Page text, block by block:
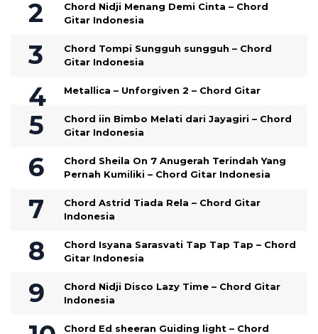
Chord Nidji Menang Demi Cinta – Chord
Gitar Indonesia
Chord Tompi Sungguh sungguh – Chord
Gitar Indonesia
Metallica – Unforgiven 2 – Chord Gitar
Chord iin Bimbo Melati dari Jayagiri – Chord
Gitar Indonesia
Chord Sheila On 7 Anugerah Terindah Yang
Pernah Kumiliki – Chord Gitar Indonesia
Chord Astrid Tiada Rela – Chord Gitar
Indonesia
Chord Isyana Sarasvati Tap Tap Tap – Chord
Gitar Indonesia
Chord Nidji Disco Lazy Time – Chord Gitar
Indonesia
Chord Ed sheeran Guiding light – Chord